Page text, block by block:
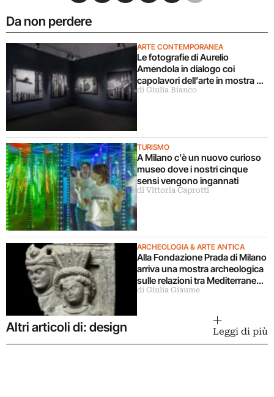
Da non perdere
ARTE CONTEMPORANEA
Le fotografie di Aurelio
Amendola in dialogo coi
capolavori dell’arte in mostra a
Milano
di Giulia Bianco
TURISMO
A Milano c’è un nuovo curioso
museo dove i nostri cinque
sensi vengono ingannati
di Vittoria Caprotti
ARCHEOLOGIA & ARTE ANTICA
Alla Fondazione Prada di Milano
arriva una mostra archeologica
sulle relazioni tra Mediterraneo
e Asia
di Giulia Giaume
Altri articoli di: design Leggi di più